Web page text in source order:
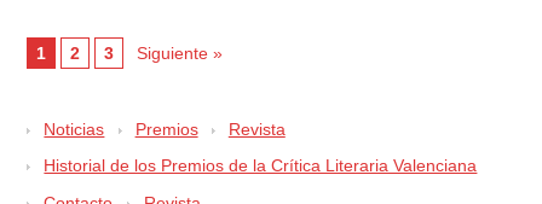
1 2 3 Siguiente »
Noticias Premios
Revista
Historial de los Premios de la Crítica Literaria Valenciana